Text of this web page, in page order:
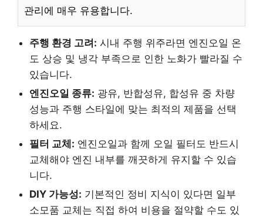
관리에 매우 유용합니다.
주행 환경 고려: 시내 주행 위주라면 엔진오일 온
도 상승 및 냉각 부족으로 인한 노화가 빨라질 수
있습니다.
엔진오일 종류: 광유, 반합성유, 합성유 중 차량
성능과 주행 스타일에 맞는 최적의 제품을 선택
하세요.
필터 교체: 엔진오일과 함께 오일 필터도 반드시
교체해야 엔진 내부를 깨끗하게 유지할 수 있습
니다.
DIY 가능성: 기본적인 정비 지식이 있다면 일부
소모품 교체는 직접 하여 비용을 절약할 수도 있